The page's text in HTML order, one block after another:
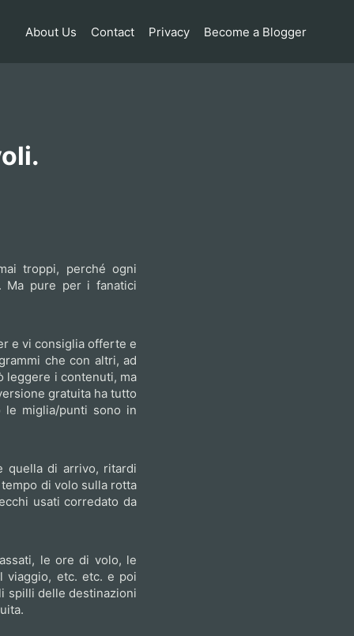
About Us Contact Privacy Become a Blogger
troppi, perché ogni
Ma pure per i fanatici
e vi consiglia offerte e
che con altri, ad
leggere i contenuti, ma
gratuita ha tutto
le miglia/punti sono in
quella di arrivo, ritardi
di volo sulla rotta
usati corredato da
le ore di volo, le
viaggio, etc. etc. e poi
spilli delle destinazioni